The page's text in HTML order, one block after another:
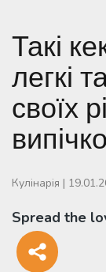
Такі
легкі
своїх
Кулінарія |
Spread the